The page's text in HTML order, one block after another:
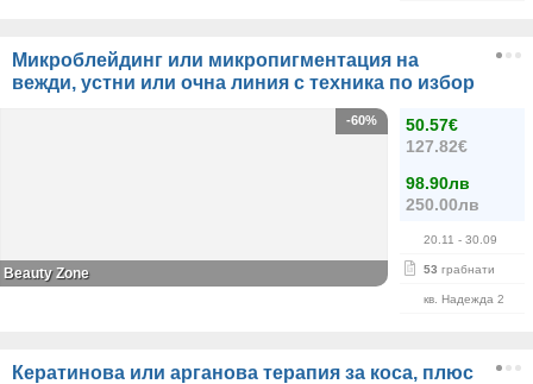
Микроблейдинг или микропигментация на
вежди, устни или очна линия с техника по избор
50.57€
127.82€
98.90лв
250.00лв
20.11 - 30.09
53 грабнати
кв. Надежда 2
-60%
Beauty Zone
Кератинова или арганова терапия за коса, плюс